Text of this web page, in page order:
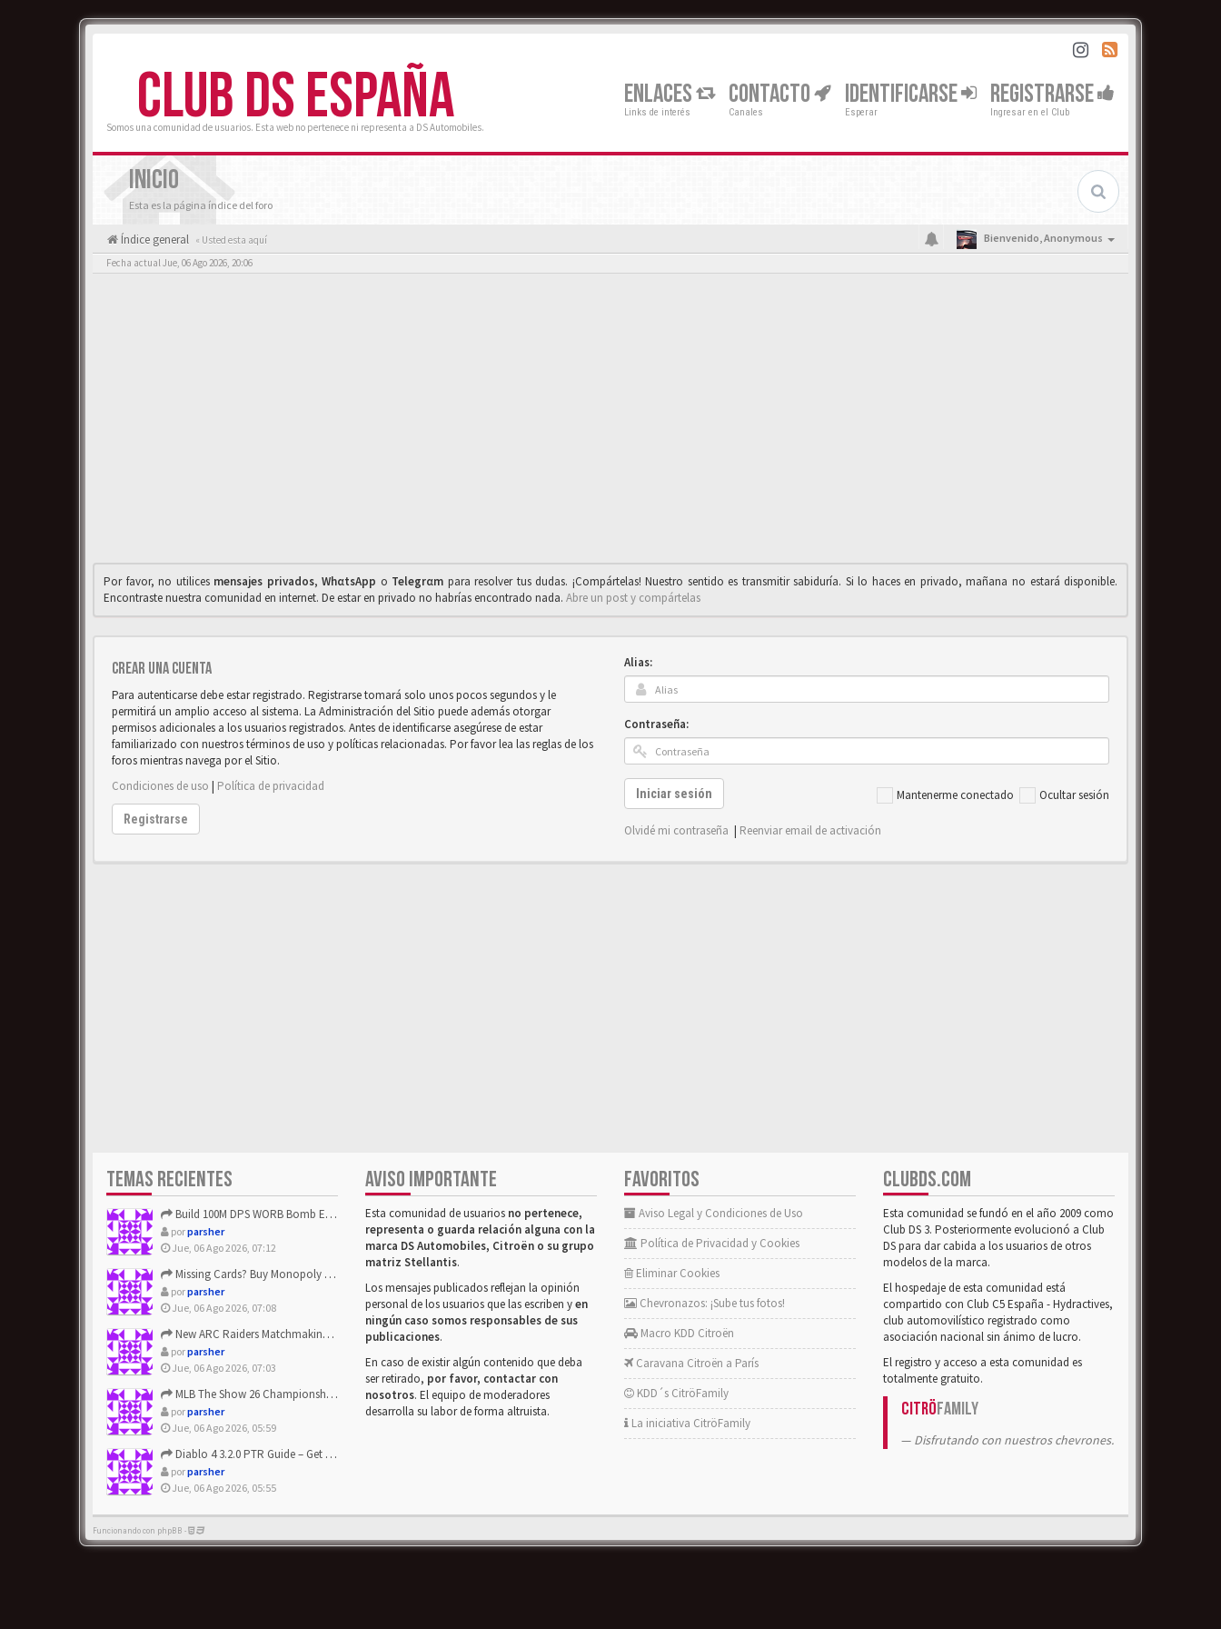
CLUB DS ESPAÑA
Somos una comunidad de usuarios. Esta web no pertenece ni representa a DS Automobiles.
ENLACES
Links de interés
CONTACTO
Canales
IDENTIFICARSE
Esperar
REGISTRARSE
Ingresar en el Club
INICIO
Esta es la página índice del foro
Índice general « Usted esta aquí Bienvenido,Anonymous
Fecha actual Jue, 06 Ago 2026, 20:06
Por favor, no utilices mensajes privados,WhαtsApp o Telegrαm para resolver tus dudas. ¡Compártelas! Nuestro sentido es transmitir sabiduría. Si lo haces en privado, mañana no estará disponible.
Encontraste nuestra comunidad en internet. De estar en privado no habrías encontrado nada. Abre un post y compártelas
Crear una cuenta
Para autenticarse debe estar registrado. Registrarse tomará solo unos pocos segundos y le
permitirá un amplio acceso al sistema. La Administración del Sitio puede además otorgar
permisos adicionales a los usuarios registrados. Antes de identificarse asegúrese de estar
familiarizado con nuestros términos de uso y políticas relacionadas. Por favor lea las reglas de los
foros mientras navega por el Sitio.
Condiciones de uso | Política de privacidad
Registrarse
Alias:
Contraseña:
Mantenerme conectado Ocultar sesión
Iniciar sesión
Olvidé mi contraseña | Reenviar email de activación
TEMAS RECIENTES
Build 100M DPS WORB Bomb Elementalist Fast - Grab POE Curren...
porparsher
Jue, 06 Ago 2026, 07:12
Missing Cards? Buy Monopoly Go Happy Harvest with Looney Tun...
porparsher
Jue, 06 Ago 2026, 07:08
New ARC Raiders Matchmaking Update: Stop Failed - Grab Bluep...
porparsher
Jue, 06 Ago 2026, 07:03
MLB The Show 26 Championship Series Update! Get Cheap & ...
porparsher
Jue, 06 Ago 2026, 05:59
Diablo 4 3.2.0 PTR Guide – Get 8% Off Items Quickly to Test ...
porparsher
Jue, 06 Ago 2026, 05:55
AVISO IMPORTANTE
Esta comunidad de usuarios no pertenece,
representa o guarda relación alguna con la
marca DS Automobiles, Citroën o su grupo
matriz Stellantis.
Los mensajes publicados reflejan la opinión
personal de los usuarios que las escriben yen
ningún caso somos responsables de sus
publicaciones.
En caso de existir algún contenido que deba
ser retirado, por favor, contactar con
nosotros. El equipo de moderadores
desarrolla su labor de forma altruista.
FAVORITOS
Aviso Legal y Condiciones de Uso
Política de Privacidad y Cookies
Eliminar Cookies
Chevronazos: ¡Sube tus fotos!
Macro KDD Citroën
Caravana Citroën a París
KDD´s CitröFamily
La iniciativa CitröFamily
CLUBDS.COM
Esta comunidad se fundó en el año 2009 como
Club DS 3. Posteriormente evolucionó a Club
DS para dar cabida a los usuarios de otros
modelos de la marca.
El hospedaje de esta comunidad está
compartido con Club C5 España - Hydractives,
club automovilístico registrado como
asociación nacional sin ánimo de lucro.
El registro y acceso a esta comunidad es
totalmente gratuito.
CitröFamily
Disfrutando con nuestros chevrones.
Funcionando con phpBB -